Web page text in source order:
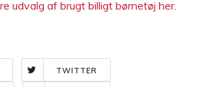
udvalg af brugt billigt børnetøj her.
TWITTER